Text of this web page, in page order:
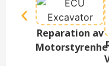
Reparation av